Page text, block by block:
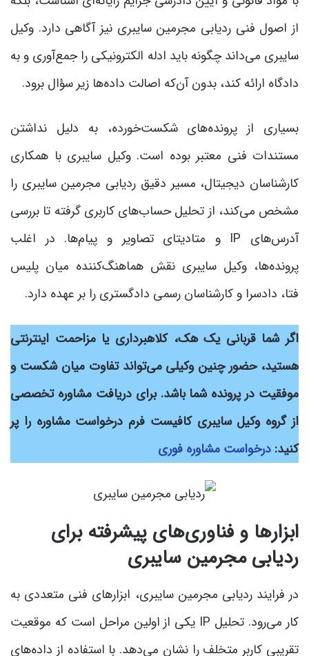
از اصول فنی ردیابی مجرمین سایبری نیز آگاهی دارد. وکیل
سایبری می‌داند چگونه باید ادله الکترونیکی را جمع‌آوری و به
دادگاه ارائه کند، بدون آن‌که اصالت داده‌ها زیر سؤال برود.
بسیاری از پرونده‌های شکست‌خورده، به دلیل نداشتن
مستندات فنی معتبر بوده است. وکیل سایبری با همکاری
کارشناسان دیجیتال، مسیر دقیق ردیابی مجرمین سایبری را
مشخص می‌کند، از تحلیل حساب‌های کاربری گرفته تا بررسی
آدرس‌های IP و متادیتای تصاویر و پیام‌ها. در اغلب
پرونده‌ها، وکیل سایبری نقش هماهنگ‌کننده میان پلیس
فتا، دادسرا و کارشناسان رسمی دادگستری را بر عهده دارد.
اگر شما قربانی یک هک، کلاهبرداری یا مزاحمت اینترنتی
هستید، حضور چنین وکیلی می‌تواند تفاوت میان شکست و
موفقیت در پرونده شما باشد. برای دریافت مشاوره تخصصی
از گروه وکیل سایبری کافیست فرم درخواست مشاوره را پر
کنید: درخواست مشاوره فوری
ابزارها و فناوری‌های پیشرفته برای
ردیابی مجرمین سایبری
در فرایند ردیابی مجرمین سایبری، ابزارهای فنی متعددی به
کار می‌رود. تحلیل IP یکی از اولین مراحل است که موقعیت
تقریبی کاربر متخلف را نشان می‌دهد. با استفاده از داده‌های